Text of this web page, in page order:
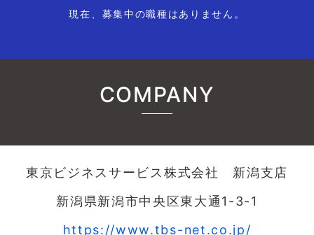
現在、募集中の職種はありません。
COMPANY
東京ビジネスサービス株式会社 新潟支店
新潟県新潟市中央区東大通1-3-1
https://www.tbs-net.co.jp/